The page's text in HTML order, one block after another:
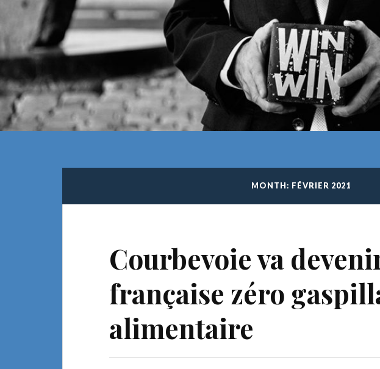
MONTH: FÉVRIER 2021
Courbevoie va
française zéro
alimentaire